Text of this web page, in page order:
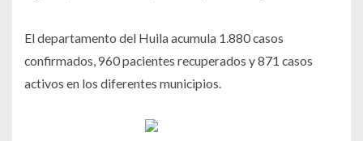
El departamento del Huila acumula 1.880 casos
confirmados, 960 pacientes recuperados y 871 casos
activos en los diferentes municipios.